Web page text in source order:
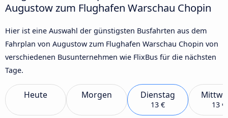
Augustow zum Flughafen Warschau Chopin
Hier ist eine Auswahl der günstigsten Busfahrten aus dem
Fahrplan von Augustow zum Flughafen Warschau Chopin von
verschiedenen Busunternehmen wie FlixBus für die nächsten
Tage.
Heute Morgen Dienstag
13 € 13 €